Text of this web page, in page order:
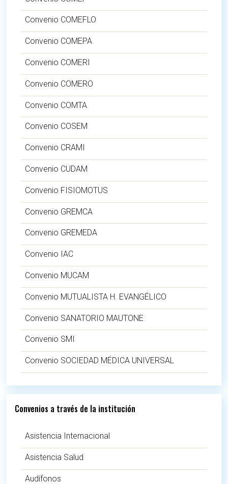
Convenio COMEFLO
Convenio COMEPA
Convenio COMERI
Convenio COMERO
Convenio COMTA
Convenio COSEM
Convenio CRAMI
Convenio CUDAM
Convenio FISIOMOTUS
Convenio GREMCA
Convenio GREMEDA
Convenio IAC
Convenio MUCAM
Convenio MUTUALISTA H. EVANGÉLICO
Convenio SANATORIO MAUTONE
Convenio SMI
Convenio SOCIEDAD MÉDICA UNIVERSAL
Convenios a través de la institución
Asistencia Internacional
Asistencia Salud
Audífonos